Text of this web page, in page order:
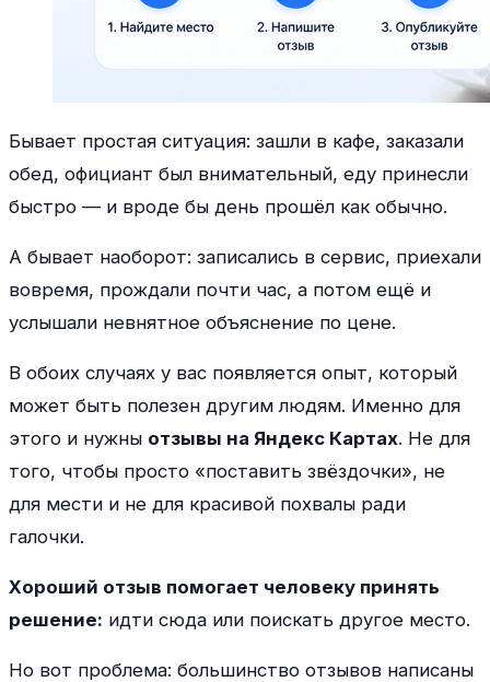
Бывает простая ситуация: зашли в кафе, заказали
обед, официант был внимательный, еду принесли
быстро — и вроде бы день прошёл как обычно.
А бывает наоборот: записались в сервис, приехали
вовремя, прождали почти час, а потом ещё и
услышали невнятное объяснение по цене.
В обоих случаях у вас появляется опыт, который
может быть полезен другим людям. Именно для
этого и нужны отзывы на Яндекс Картах. Не для
того, чтобы просто «поставить звёздочки», не
для мести и не для красивой похвалы ради
галочки.
Хороший отзыв помогает человеку принять
решение: идти сюда или поискать другое место.
Но вот проблема: большинство отзывов написаны